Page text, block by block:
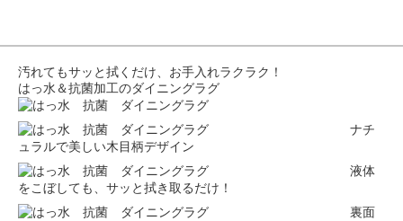
汚れてもサッと拭くだけ、お手入れラクラク！
はっ水＆抗菌加工のダイニングラグ
ナチ
ュラルで美しい木目柄デザイン
液体
をこぼしても、サッと拭き取るだけ！
裏面